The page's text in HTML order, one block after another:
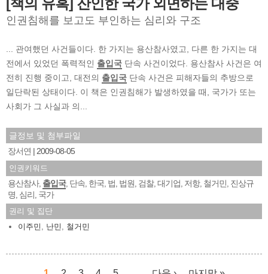
[책의 유혹] 잔인한 국가 외면하는 대중
인권침해를 보고도 부인하는 심리와 구조
... 관여했던 사건들이다. 한 가지는 용산참사였고, 다른 한 가지는 대
전에서 있었던 폭력적인 출입국 단속 사건이었다. 용산참사 사건은 여
전히 진행 중이고, 대전의 출입국 단속 사건은 피해자들의 추방으로
일단락된 상태이다. 이 책은 인권침해가 발생하였을 때, 국가가 또는
사회가 그 사실과 의...
글정보 및 첨부파일
장서연
2009-08-05
인권키워드
용산참사, 출입국, 단속 한국 법 법원 검찰, 대기업 저항, 철거민 진상규
명 심리 국가
권리 및 집단
이주민
난민 철거민